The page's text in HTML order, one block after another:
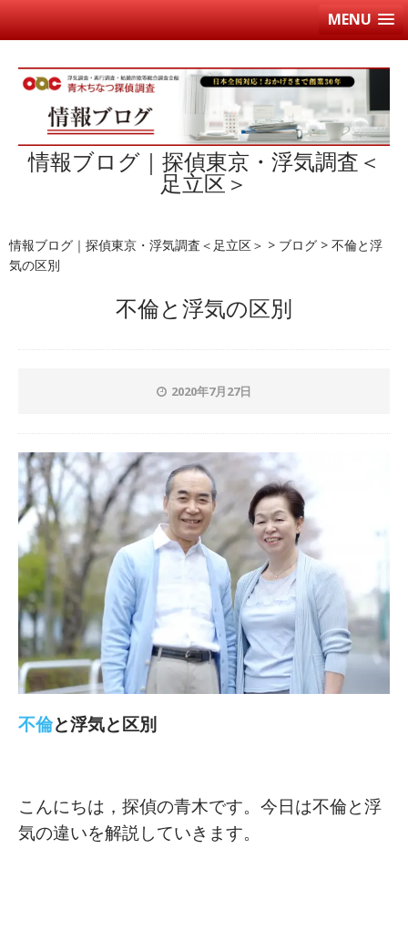
MENU
情報ブログ｜探偵東京・浮気調査＜
足立区＞
情報ブログ｜探偵東京・浮気調査＜足立区＞ > ブログ > 不倫と浮
気の区別
不倫と浮気の区別
2020年7月27日
不倫と浮気と区別
こんにちは，探偵の青木です。今日は不倫と浮
気の違いを解説していきます。